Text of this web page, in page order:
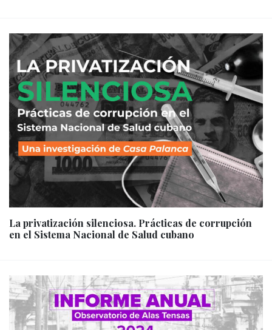
La privatización silenciosa. Prácticas de corrupción
en el Sistema Nacional de Salud cubano